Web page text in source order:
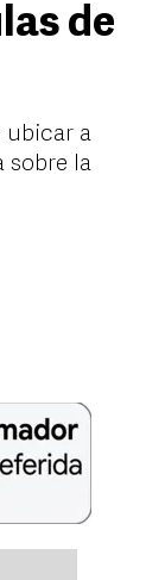
de
ubicar a
sobre la